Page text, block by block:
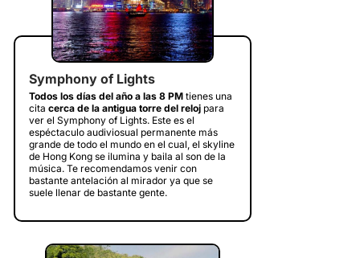
Symphony of Lights
Todos los días del año a las 8 PM tienes una
cita cerca de la antigua torre del reloj para
ver el Symphony of Lights. Este es el
espéctaculo audiviosual permanente más
grande de todo el mundo en el cual, el skyline
de Hong Kong se ilumina y baila al son de la
música. Te recomendamos venir con
bastante antelación al mirador ya que se
suele llenar de bastante gente.